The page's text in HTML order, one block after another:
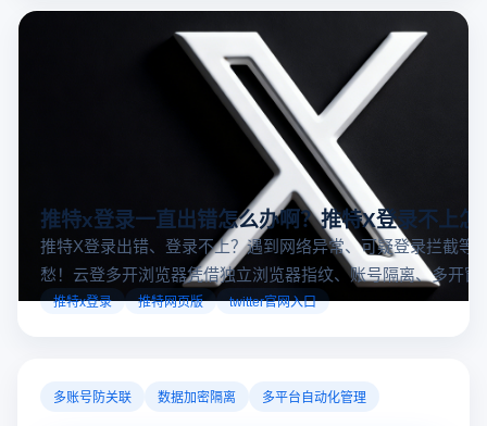
登多开浏览器一起来了解海外直播平台哪些最受欢迎。
推特x登录一直出错怎么办啊？推特X登录不上怎
推特X登录出错、登录不上？遇到网络异常、可疑登录拦截等
愁！云登多开浏览器凭借独立浏览器指纹、账号隔离、多开窗
对性解决登录难题，让推特X登录更稳定安全～
推特x登录 推特网页版 twitter官网入口
多账号防关联 数据加密隔离 多平台自动化管理